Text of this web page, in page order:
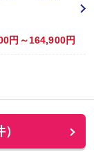
円～164,900円